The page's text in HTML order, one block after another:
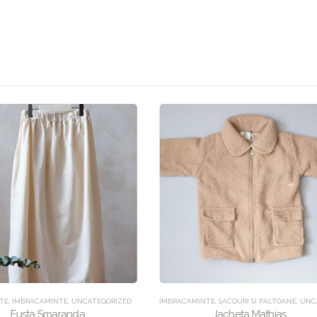
,SACOURI SI PALTOANE,UNCATEGORIZED
Jacheta Mathias
BĂIEȚI,BEBE, BODY-URI ,CEREMONIE, FETE
Salopeta Kylian bej